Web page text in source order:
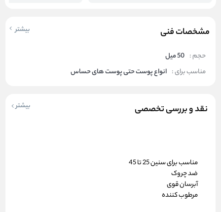
مشخصات فنی بیشتر
حجم : 50 میل
مناسب برای : انواع پوست حتی پوست های حساس
نقد و بررسی تخصصی بیشتر
مناسب برای سنین 25 تا 45
ضد چروک
آبرسان قوی
مرطوب کننده